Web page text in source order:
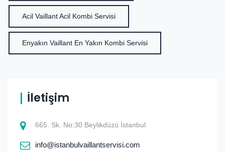
Acil Vaillant Acil Kombi Servisi
Enyakın Vaillant En Yakın Kombi Servisi
İletişim
665. Sk. No:30 Beylikdüzü İstanbul
info@istanbulvaillantservisi.com